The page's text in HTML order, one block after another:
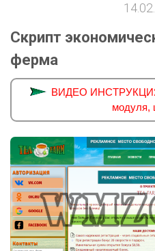
Скрипт
ферма
ВИДЕО ИНСТРУКЦИЯ
модуля,